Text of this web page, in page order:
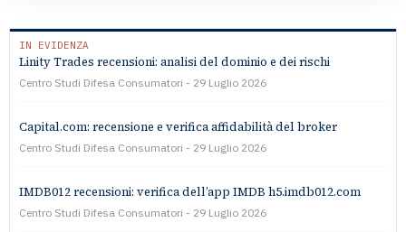
IN EVIDENZA
Linity Trades recensioni: analisi del dominio e dei rischi
Centro Studi Difesa Consumatori 29 Luglio 2026
Capital.com: recensione e verifica affidabilità del broker
Centro Studi Difesa Consumatori 29 Luglio 2026
IMDB012 recensioni: verifica dell’app IMDB h5.imdb012.com
Centro Studi Difesa Consumatori 29 Luglio 2026